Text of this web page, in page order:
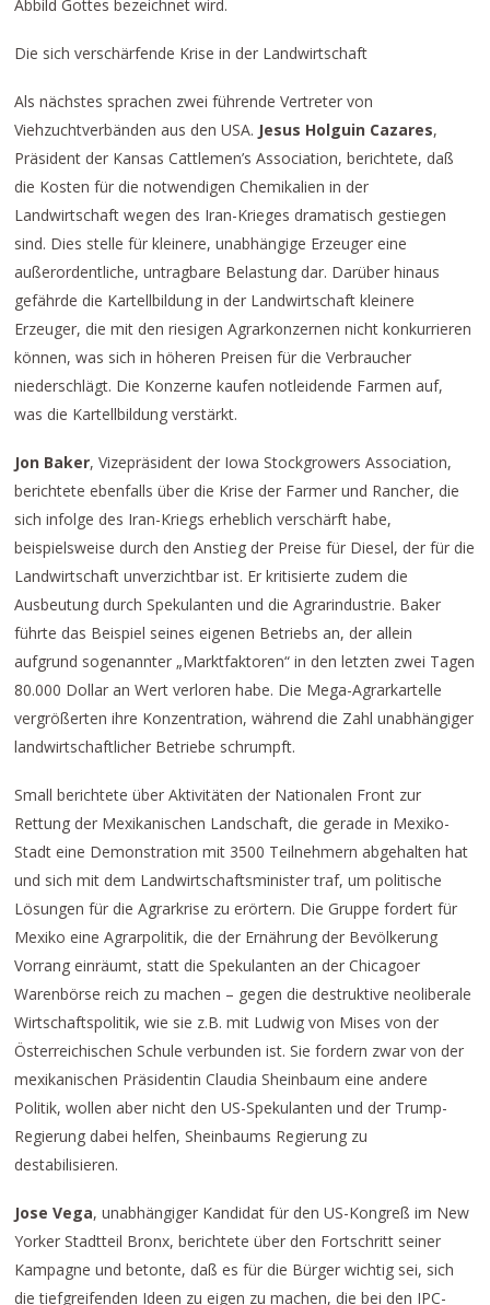
Abbild Gottes bezeichnet wird.
Die sich verschärfende Krise in der Landwirtschaft
Als nächstes sprachen zwei führende Vertreter von
Viehzuchtverbänden aus den USA. Jesus Holguin Cazares,
Präsident der Kansas Cattlemen’s Association, berichtete, daß
die Kosten für die notwendigen Chemikalien in der
Landwirtschaft wegen des Iran-Krieges dramatisch gestiegen
sind. Dies stelle für kleinere, unabhängige Erzeuger eine
außerordentliche, untragbare Belastung dar. Darüber hinaus
gefährde die Kartellbildung in der Landwirtschaft kleinere
Erzeuger, die mit den riesigen Agrarkonzernen nicht konkurrieren
können, was sich in höheren Preisen für die Verbraucher
niederschlägt. Die Konzerne kaufen notleidende Farmen auf,
was die Kartellbildung verstärkt.
Jon Baker, Vizepräsident der Iowa Stockgrowers Association,
berichtete ebenfalls über die Krise der Farmer und Rancher, die
sich infolge des Iran-Kriegs erheblich verschärft habe,
beispielsweise durch den Anstieg der Preise für Diesel, der für die
Landwirtschaft unverzichtbar ist. Er kritisierte zudem die
Ausbeutung durch Spekulanten und die Agrarindustrie. Baker
führte das Beispiel seines eigenen Betriebs an, der allein
aufgrund sogenannter „Marktfaktoren“ in den letzten zwei Tagen
80.000 Dollar an Wert verloren habe. Die Mega-Agrarkartelle
vergrößerten ihre Konzentration, während die Zahl unabhängiger
landwirtschaftlicher Betriebe schrumpft.
Small berichtete über Aktivitäten der Nationalen Front zur
Rettung der Mexikanischen Landschaft, die gerade in Mexiko-
Stadt eine Demonstration mit 3500 Teilnehmern abgehalten hat
und sich mit dem Landwirtschaftsminister traf, um politische
Lösungen für die Agrarkrise zu erörtern. Die Gruppe fordert für
Mexiko eine Agrarpolitik, die der Ernährung der Bevölkerung
Vorrang einräumt, statt die Spekulanten an der Chicagoer
Warenbörse reich zu machen – gegen die destruktive neoliberale
Wirtschaftspolitik, wie sie z.B. mit Ludwig von Mises von der
Österreichischen Schule verbunden ist. Sie fordern zwar von der
mexikanischen Präsidentin Claudia Sheinbaum eine andere
Politik, wollen aber nicht den US-Spekulanten und der Trump-
Regierung dabei helfen, Sheinbaums Regierung zu
destabilisieren.
Jose Vega, unabhängiger Kandidat für den US-Kongreß im New
Yorker Stadtteil Bronx, berichtete über den Fortschritt seiner
Kampagne und betonte, daß es für die Bürger wichtig sei, sich
die tiefgreifenden Ideen zu eigen zu machen, die bei den IPC-